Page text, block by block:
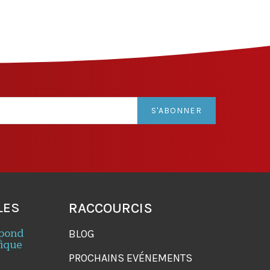
S'ABONNER
RACCOURCIS
BLOG
PROCHAINS EVÉNEMENTS